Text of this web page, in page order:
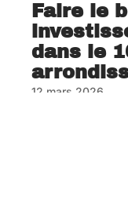
Faire le
dans le
12 mars 2026